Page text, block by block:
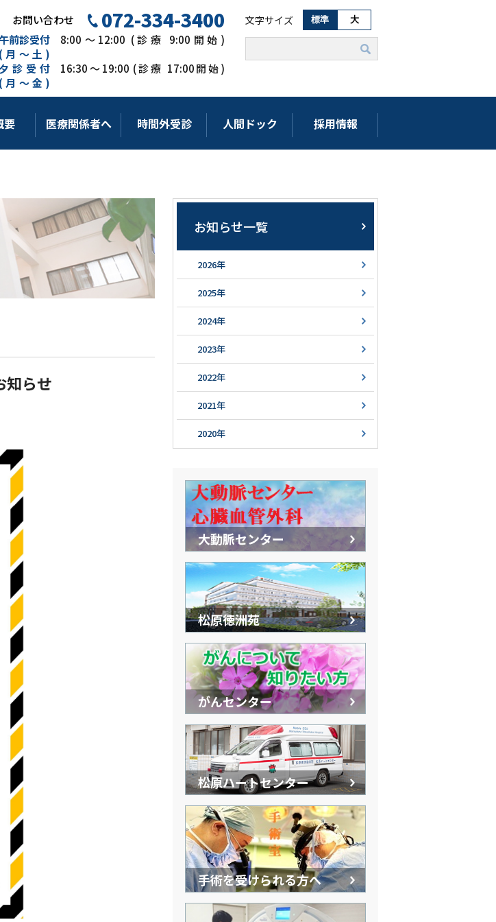
お問い合わせ 072-334-3400
午前診受付
(月～土)
8:00～12:00 (診療 9:00開始)
診受付
(月～金)
16:30～19:00 (診療 17:00開始)
文字サイズ 標準 大
要 医療関係者へ 時間外受診 人間ドック 採用情報
知らせ
お知らせ一覧
2026年
2025年
2024年
2023年
2022年
2021年
2020年
大動脈センター
松原徳洲苑
がんセンター
松原ハートセンター
手術を受けられる方へ